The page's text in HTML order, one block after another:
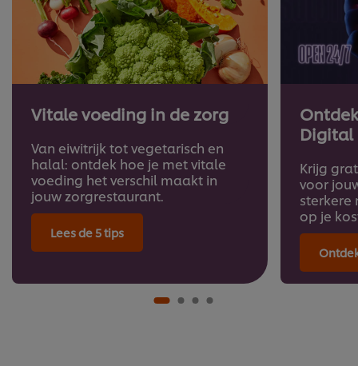
Vitale voeding in de zorg
Van eiwitrijk tot vegetarisch en
halal: ontdek hoe je met vitale
voeding het verschil maakt in
jouw zorgrestaurant.
Lees de 5 tips
Digital
Krijg
voor
sterkere
op je